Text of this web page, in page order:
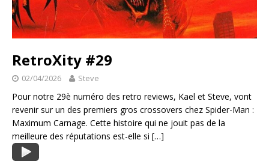
RetroXity #29
02/04/2026 Steve
Pour notre 29è numéro des retro reviews, Kael et Steve, vont
revenir sur un des premiers gros crossovers chez Spider-Man :
Maximum Carnage. Cette histoire qui ne jouit pas de la
meilleure des réputations est-elle si […]